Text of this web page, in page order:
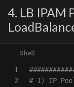
4. LB IPAM
1
2
# 1) IP Pool